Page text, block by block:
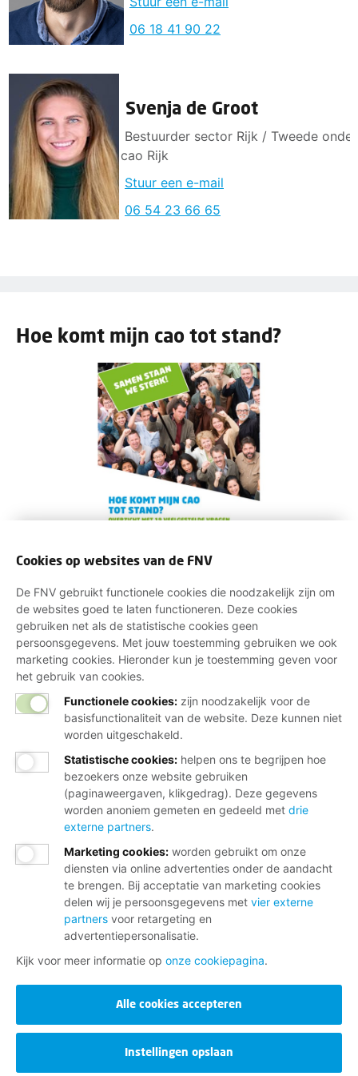
06 18 41 90 22
Svenja de Groot
Bestuurder sector Rijk / Tweede
cao Rijk
Stuur een e-mail
06 54 23 66 65
Hoe komt mijn cao tot stand?
In een cao worden afspraken geregeld tussen
werkgevers en werknemers. In Nederland zijn meer
dan 800 cao’s van toepassing. Grote kans dat jij ook
onder een van deze cao’s valt en het onderwerp
relevant voor je is. We leggen je daarom graag uit
wat een cao precies is en hoe hij tot stand komt.
Download het e-book
WORD LID! NU EXTRA VOORDELIG:
50% KORTING DE EERSTE 2
MAANDEN
Persoonlijk advies over werk, inkomen en
loopbaan
Advies over financiële planning en hulp bij
geldzorgen
Ondersteuning bij beroepsziekten en
letselschade
Invloed op jouw arbeidsvoorwaarden via je
Cookies op websites van de FNV
De FNV gebruikt functionele cookies die noodzakelijk zijn om
de websites goed te laten functioneren. Deze cookies
gebruiken net als de statistische cookies geen
persoonsgegevens. Met jouw toestemming gebruiken we ook
marketing cookies. Hieronder kun je toestemming geven voor
het gebruik van cookies.
Functionele cookies: zijn noodzakelijk voor de
basisfunctionaliteit van de website. Deze kunnen niet
worden uitgeschakeld.
Statistische cookies: helpen ons te begrijpen hoe
bezoekers onze website gebruiken
(paginaweergaven, klikgedrag). Deze gegevens
worden anoniem gemeten en gedeeld met drie
externe partners.
Marketing cookies: worden gebruikt om onze
diensten via online advertenties onder de aandacht
te brengen. Bij acceptatie van marketing cookies
delen wij je persoonsgegevens met vier externe
partners voor retargeting en
advertentiepersonalisatie.
Kijk voor meer informatie op onze cookiepagina.
Alle cookies accepteren
Instellingen opslaan